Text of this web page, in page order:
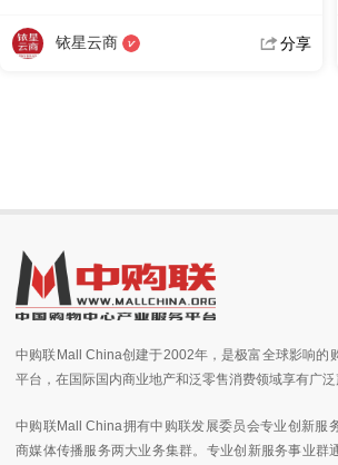
铱星云商 分享
中购联Mall China创建于2002年，是极富全球影响的
平台，在国际国内商业地产和泛零售消费领域享有广泛
中购联Mall China拥有中购联发展委员会专业创新服
商媒体传播服务两大业务集群。专业创新服务事业群